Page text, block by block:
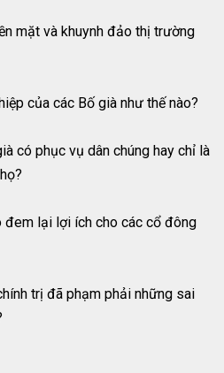
mặt và khuynh đảo thị trường
của các Bố già như thế nào?
có phục vụ dân chúng hay chỉ là
đem lại lợi ích cho các cổ đông
trị đã phạm phải những sai